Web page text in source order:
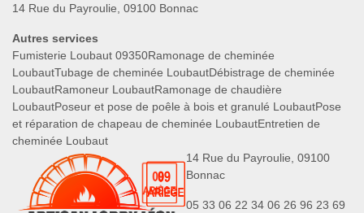
14 Rue du Payroulie, 09100 Bonnac
Autres services
Fumisterie Loubaut 09350Ramonage de cheminée
LoubautTubage de cheminée LoubautDébistrage de cheminée
LoubautRamoneur LoubautRamonage de chaudière
LoubautPoseur et pose de poêle à bois et granulé LoubautPose
et réparation de chapeau de cheminée LoubautEntretien de
cheminée Loubaut
14 Rue du Payroulie, 09100
Bonnac
05 33 06 22 34 06 26 96 23 69